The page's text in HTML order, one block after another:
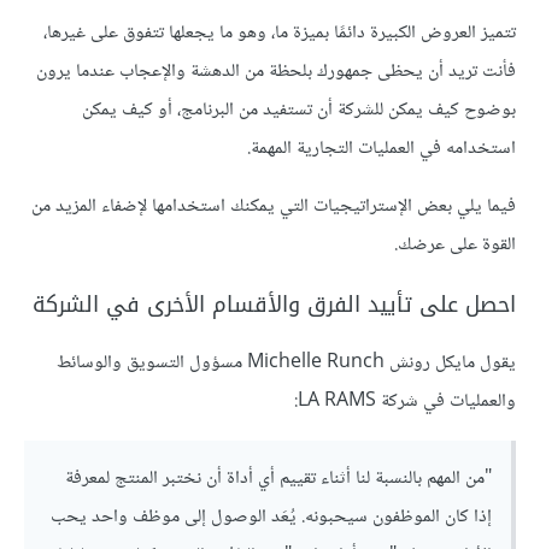
تتميز العروض الكبيرة دائمًا بميزة ما، وهو ما يجعلها تتفوق على غيرها،
فأنت تريد أن يحظى جمهورك بلحظة من الدهشة والإعجاب عندما يرون
بوضوح كيف يمكن للشركة أن تستفيد من البرنامج، أو كيف يمكن
استخدامه في العمليات التجارية المهمة.
فيما يلي بعض الإستراتيجيات التي يمكنك استخدامها لإضفاء المزيد من
القوة على عرضك.
احصل على تأييد الفرق والأقسام الأخرى في الشركة
يقول مايكل رونش Michelle Runch مسؤول التسويق والوسائط
والعمليات في شركة LA RAMS:
"من المهم بالنسبة لنا أثناء تقييم أي أداة أن نختبر المنتج لمعرفة
إذا كان الموظفون سيحبونه. يُعَد الوصول إلى موظف واحد يحب